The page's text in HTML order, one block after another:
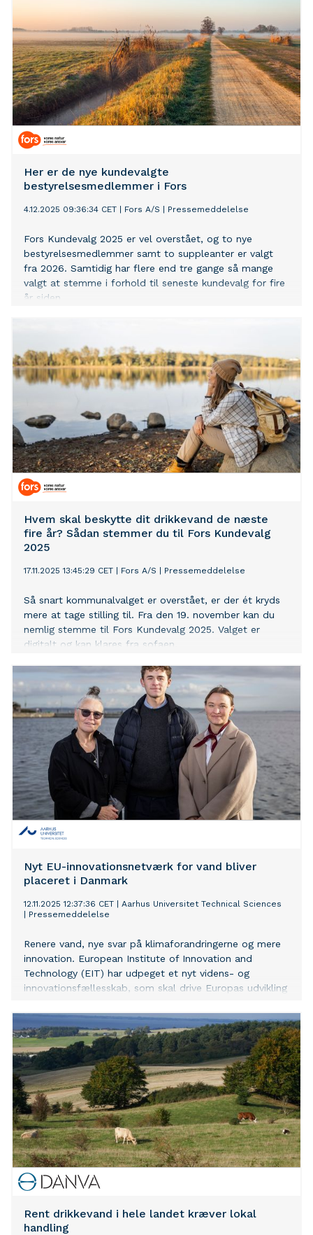
Her er de nye kundevalgte
bestyrelsesmedlemmer i Fors
4.12.2025 09:36:34 CET Fors A/S Pressemeddelelse
Fors Kundevalg 2025 er vel overstået, og to nye
bestyrelsesmedlemmer samt to suppleanter er valgt
fra 2026. Samtidig har flere end tre gange så mange
valgt at stemme i forhold til seneste kundevalg for fire
år siden.
Hvem skal beskytte dit drikkevand de næste
fire år? Sådan stemmer du til Fors Kundevalg
2025
17.11.2025 13:45:29 CET Fors A/S Pressemeddelelse
Så snart kommunalvalget er overstået, er der ét kryds
mere at tage stilling til. Fra den 19. november kan du
nemlig stemme til Fors Kundevalg 2025. Valget er
digitalt og kan klares fra sofaen.
Nyt EU-innovationsnetværk for vand bliver
placeret i Danmark
12.11.2025 12:37:36 CET
Aarhus Universitet Technical Sciences
Pressemeddelelse
Renere vand, nye svar på klimaforandringerne og mere
innovation. European Institute of Innovation and
Technology (EIT) har udpeget et nyt videns- og
innovationsfællesskab, som skal drive Europas udvikling
har hovedsæde i Danmark
Rent drikkevand i hele landet kræver lokal
handling